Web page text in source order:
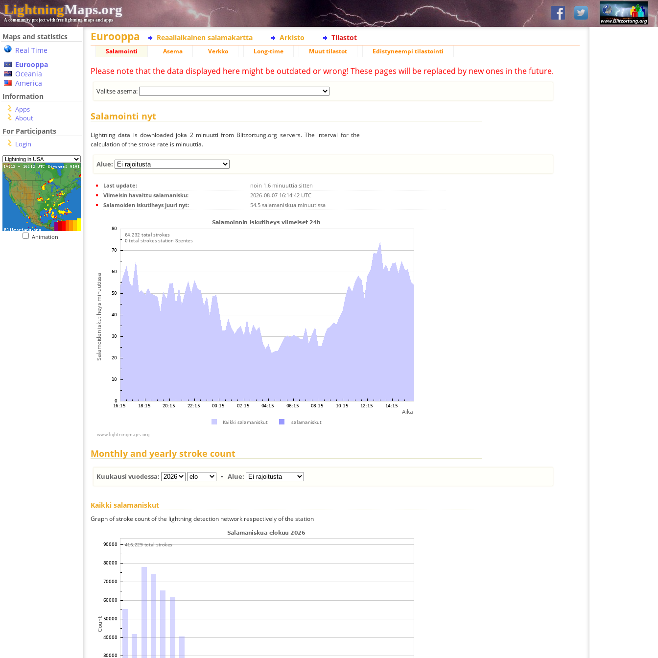
LightningMaps.org
A community project with free lightning maps and apps
Maps and statistics
Real Time
Eurooppa
Oceania
America
Information
Apps
About
For Participants
Login
Animation
Eurooppa Reaaliaikainen salamakartta Arkisto Tilastot
Salamointi Asema Verkko Long-time Muut tilastot Edistyneempi tilastointi
Please note that the data displayed here might be outdated or wrong! These pages will be replaced by new ones in the future.
Valitse asema:
Salamointi nyt
Lightning data is downloaded joka 2 minuutti from Blitzortung.org servers. The interval for the
calculation of the stroke rate is minuuttia.
Alue:
Last update:
noin 1.6 minuuttia sitten
Viimeisin havaittu salamanisku:
2026-08-07 16:14:42 UTC
Salamoiden iskutiheys juuri nyt:
54.5 salamaniskua minuutissa
Monthly and yearly stroke count
Kuukausi vuodessa: •Alue:
Kaikki salamaniskut
Graph of stroke count of the lightning detection network respectively of the station